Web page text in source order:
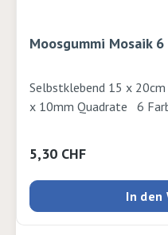
Moosgummi Mosaik
Selbstklebend 15 x
x 10mm Quadrate 6
Regulärer Preis:
5,30 CHF
In den